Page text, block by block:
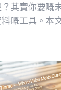
其實你要嘅
嘅工具。本